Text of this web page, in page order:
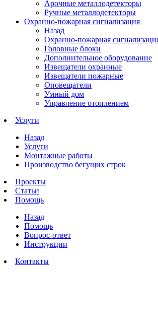
Арочные металлодетекторы
Ручные металлодетекторы
Охранно-пожарная сигнализация
Назад
Охранно-пожарная
Головные блоки
Дополнительное оборудование
Извещатели охранные
Извещатели пожарные
Оповещатели
Умный дом
Управление отоплением
Услуги
Назад
Услуги
Монтажные работы
Производство бегущих строк
Проекты
Статьи
Помощь
Назад
Помощь
Вопрос-ответ
Инструкции
Контакты